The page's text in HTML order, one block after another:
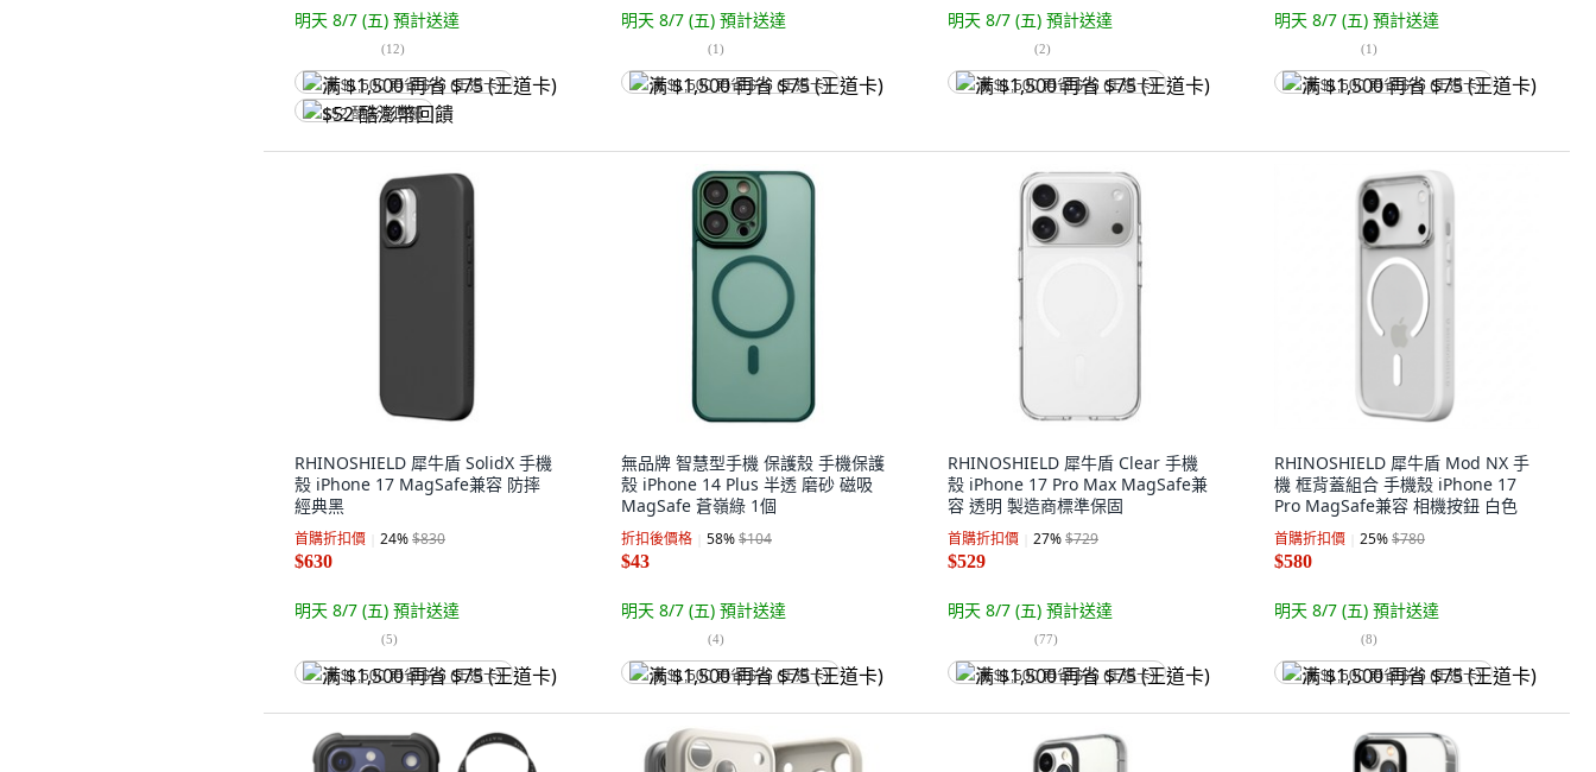
明天 8/7 (五) 預計送達
(12)
满 $1,500 再省 $75 (王道卡)
$52 酷澎幣回饋
明天 8/7 (五) 預計送達
(1)
满 $1,500 再省 $75 (王道卡)
明天 8/7 (五) 預計送達
(2)
满 $1,500 再省 $75 (王道卡)
明天 8/7 (五) 預計送達
(1)
满 $1,500 再省 $75 (王道卡)
RHINOSHIELD 犀牛盾 SolidX 手機
殼 iPhone 17 MagSafe兼容 防摔
經典黑
首購折扣價 24%$830
$630
明天 8/7 (五) 預計送達
(5)
满 $1,500 再省 $75 (王道卡)
無品牌 智慧型手機 保護殼 手機保護
殼 iPhone 14 Plus 半透 磨砂 磁吸
MagSafe 蒼嶺綠 1個
折扣後價格 58%$104
$43
明天 8/7 (五) 預計送達
(4)
满 $1,500 再省 $75 (王道卡)
RHINOSHIELD 犀牛盾 Clear 手機
殼 iPhone 17 Pro Max MagSafe兼
容 透明 製造商標準保固
首購折扣價 27%$729
$529
明天 8/7 (五) 預計送達
(77)
满 $1,500 再省 $75 (王道卡)
RHINOSHIELD 犀牛盾 Mod NX 手
機 框背蓋組合 手機殼 iPhone 17
Pro MagSafe兼容 相機按鈕 白色
首購折扣價 25%$780
$580
明天 8/7 (五) 預計送達
(8)
满 $1,500 再省 $75 (王道卡)